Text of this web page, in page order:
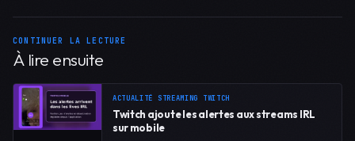
CONTINUER LA LECTURE
À lire ensuite
ACTUALITÉ STREAMING TWITCH
Twitch ajoute les alertes aux streams IRL
sur mobile